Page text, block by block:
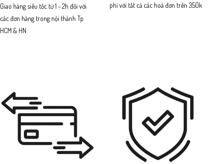
Giao hàng siêu tốc từ 1 - 2h đối với
các đơn hàng trong nội thành Tp
HCM & HN
phí với tất cả các hoá đơn trên 350k